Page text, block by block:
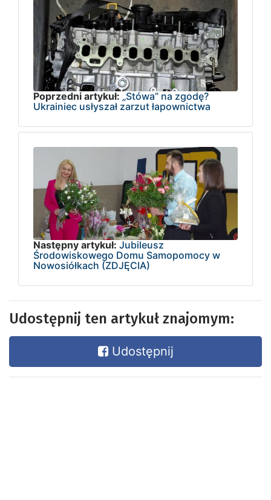
Poprzedni artykuł: „Stówa” na zgodę?
Ukrainiec usłyszał zarzut łapownictwa
Następny artykuł: Jubileusz
Środowiskowego Domu Samopomocy w
Nowosiółkach (ZDJĘCIA)
Udostępnij ten artykuł znajomym:
Udostępnij